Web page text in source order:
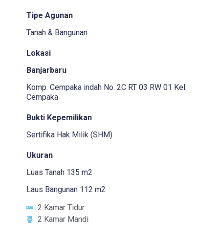
Tipe Agunan
Tanah & Bangunan
Lokasi
Banjarbaru
Komp. Cempaka indah No. 2C RT 03 RW 01 Kel.
Cempaka
Bukti Kepemilikan
Sertifika Hak Milik (SHM)
Ukuran
Luas Tanah 135 m2
Laus Bangunan 112 m2
2 Kamar Tidur
2 Kamar Mandi